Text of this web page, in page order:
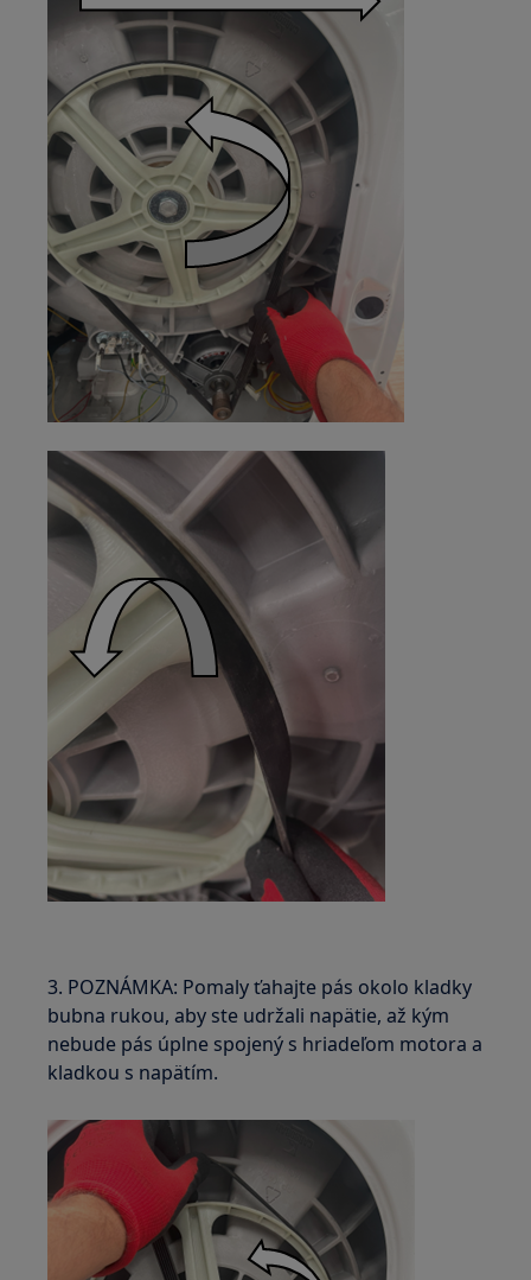
3. POZNÁMKA: Pomaly ťahajte pás okolo kladky
bubna rukou, aby ste udržali napätie, až kým
nebude pás úplne spojený s hriadeľom motora a
kladkou s napätím.